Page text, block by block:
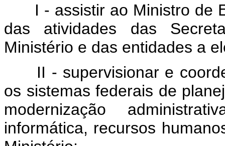
I - assistir ao Ministro de
das atividades das
Ministério e das entidades a
II - supervisionar e
os sistemas federais de
modernização
informática, recursos